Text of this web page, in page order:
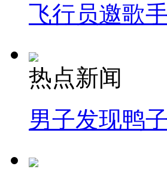
飞行员邀歌
热点新闻
男子发现鸭